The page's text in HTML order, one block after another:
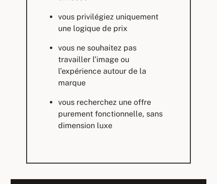
vous privilégiez uniquement
une logique de prix
vous ne souhaitez pas
travailler l’image ou
l’expérience autour de la
marque
vous recherchez une offre
purement fonctionnelle, sans
dimension luxe